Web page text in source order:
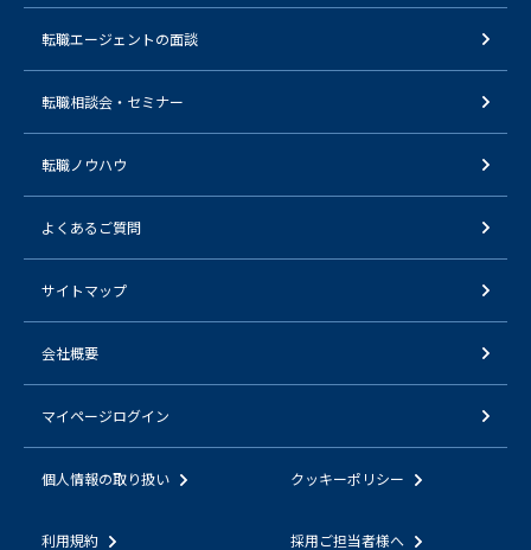
転職エージェントの面談
転職相談会・セミナー
転職ノウハウ
よくあるご質問
サイトマップ
会社概要
マイページログイン
個人情報の取り扱い クッキーポリシー
利用規約 採用ご担当者様へ